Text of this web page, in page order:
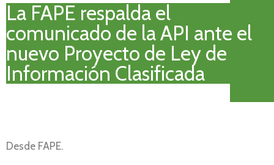
La FAPE respalda el
comunicado de la API ante el
nuevo Proyecto de Ley de
Información Clasificada
Desde FAPE.